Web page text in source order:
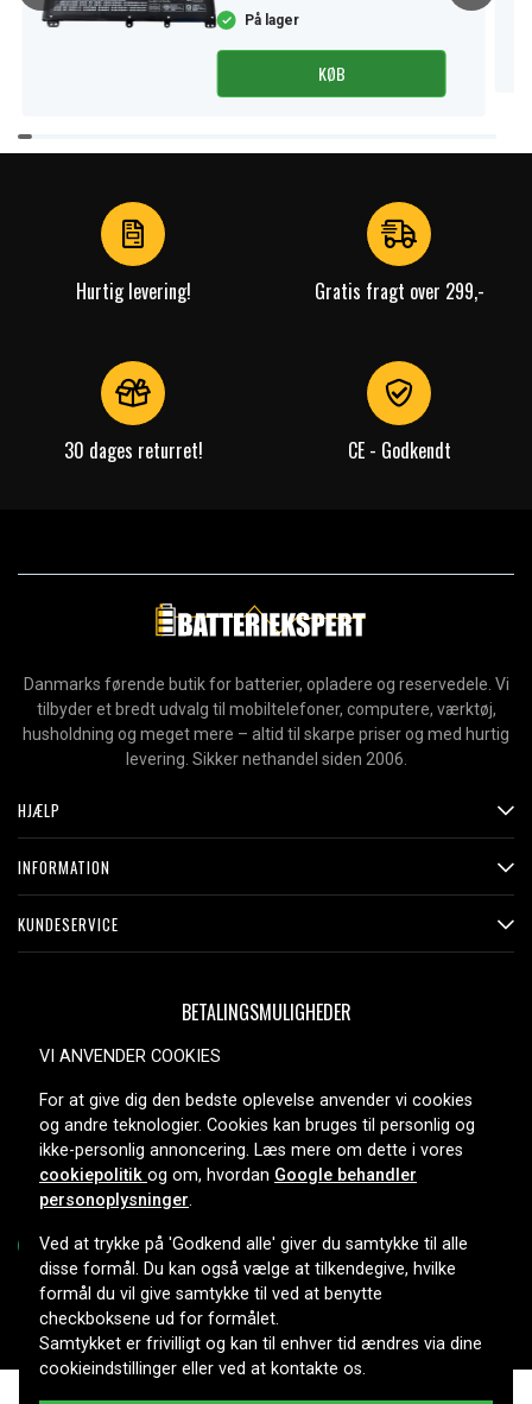
På lager
KØB
Item
1
Hurtig levering! Gratis fragt over 299,-
30 dages returret! CE - Godkendt
Danmarks førende butik for batterier, opladere og reservedele. Vi
tilbyder et bredt udvalg til mobiltelefoner, computere, værktøj,
husholdning og meget mere – altid til skarpe priser og med hurtig
levering. Sikker nethandel siden 2006.
HJÆLP
INFORMATION
KUNDESERVICE
BETALINGSMULIGHEDER
LEVERINGSMULIGHEDER
Copyright © 2026, Spares Nordic AB
VI ANVENDER COOKIES
For at give dig den bedste oplevelse anvender vi cookies
og andre teknologier. Cookies kan bruges til personlig og
ikke-personlig annoncering. Læs mere om dette i vores
cookiepolitik og om, hvordan Google behandler
personoplysninger.
Ved at trykke på 'Godkend alle' giver du samtykke til alle
disse formål. Du kan også vælge at tilkendegive, hvilke
formål du vil give samtykke til ved at benytte
checkboksene ud for formålet.
Samtykket er frivilligt og kan til enhver tid ændres via dine
cookieindstillinger eller ved at kontakte os.